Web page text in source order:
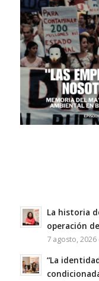
La historia
operación
7 agosto, 2026
“La